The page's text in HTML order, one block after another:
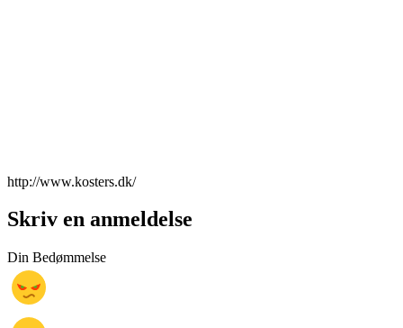
http://www.kosters.dk/
Skriv en anmeldelse
Din Bedømmelse